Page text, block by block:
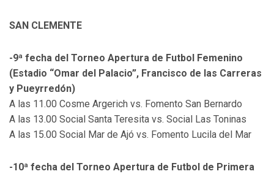
SAN CLEMENTE
-9ª fecha del Torneo Apertura de Futbol Femenino
(Estadio “Omar del Palacio”, Francisco de las Carreras
y Pueyrredón)
A las 11.00 Cosme Argerich vs. Fomento San Bernardo
A las 13.00 Social Santa Teresita vs. Social Las Toninas
A las 15.00 Social Mar de Ajó vs. Fomento Lucila del Mar
-10ª fecha del Torneo Apertura de Futbol de Primera